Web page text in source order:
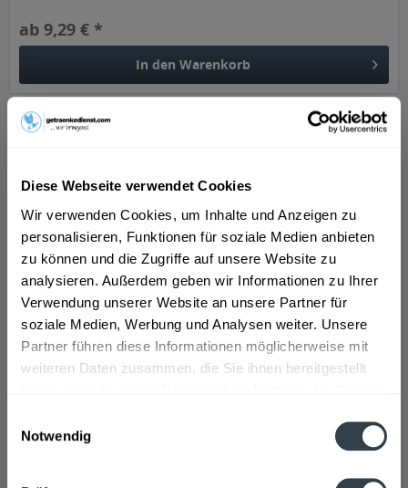
Diese Webseite verwendet Cookies
Wir verwenden Cookies, um Inhalte und Anzeigen zu
personalisieren, Funktionen für soziale Medien anbieten
zu können und die Zugriffe auf unsere Website zu
analysieren. Außerdem geben wir Informationen zu Ihrer
Verwendung unserer Website an unsere Partner für
soziale Medien, Werbung und Analysen weiter. Unsere
Partner führen diese Informationen möglicherweise mit
weiteren Daten zusammen, die Sie ihnen bereitgestellt
Notwendig
ab 9,29 € *
In den Warenkorb
Scavi & Ray Hugo 0,75l
ab 7,29 € *